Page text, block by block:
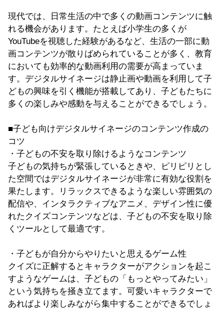
現代では、日常生活の中で多くの動画コンテンツに触
れる機会があります。たとえば小学生の多くが
YouTubeを視聴した経験があるなど、生活の一部に動
画コンテンツが散りばめられていることが多く、教育
においても効率的な動画利用の需要が高まっていま
す。デジタルサイネージは静止画や動画を利用して子
どもの興味を引く機能が搭載してあり、子どもたちに
多くの楽しみや感動を与えることができるでしょう。
■子ども向けデジタルサイネージのコンテンツ作成の
コツ
・子どもの不安を取り除けるようなコンテンツ
子どもの気持ちが緊張しているときや、ピリピリとし
た空間ではデジタルサイネージが非常に有効な役割を
果たします。リラックスできるような楽しい雰囲気の
配信や、インタラクティブなアニメ、デザイン性に優
れたクイズコンテンツなどは、子どもの不安を取り除
くツールとして最適です。
・子どもが自分からやりたいと思えるゲーム性
クイズに正解するとキャラクターがアクションを起こ
すようなゲームは、子どもの「もっとやってみたい」
という気持ちを掻き立てます。可愛いキャラクターで
あればより楽しみながら集中することができるでしょ